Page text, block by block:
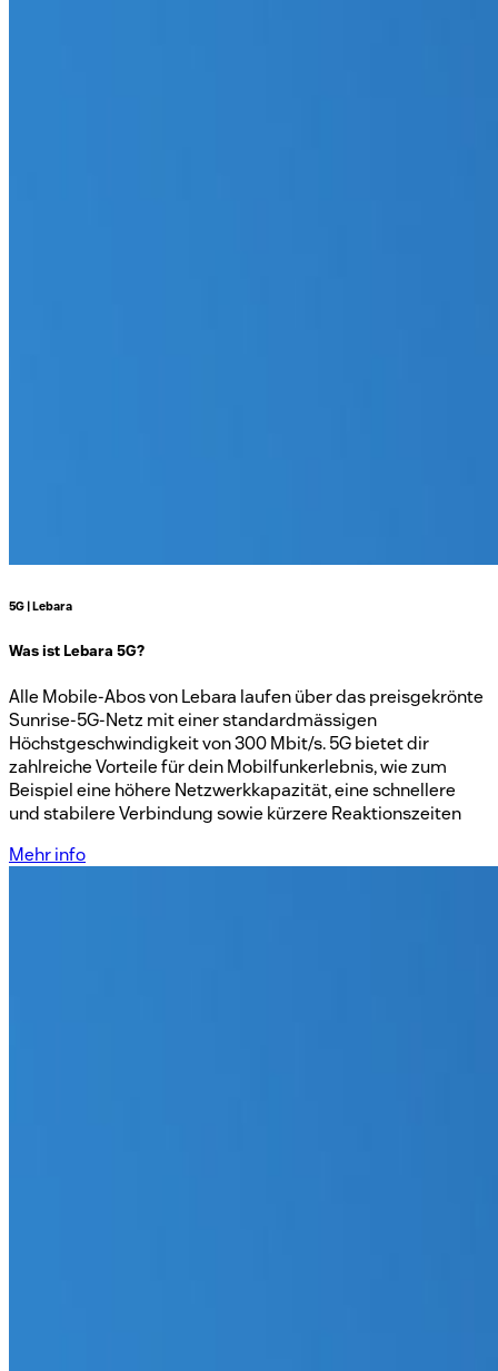
5G | Lebara
Was ist Lebara 5G?
Alle Mobile-Abos von Lebara laufen über das preisgekrönte
Sunrise-5G-Netz mit einer standardmässigen
Höchstgeschwindigkeit von 300 Mbit/s. 5G bietet dir
zahlreiche Vorteile für dein Mobilfunkerlebnis, wie zum
Beispiel eine höhere Netzwerkkapazität, eine schnellere
und stabilere Verbindung sowie kürzere Reaktionszeiten
Mehr info